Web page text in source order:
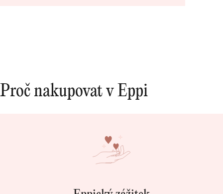
Proč nakupovat v Eppi